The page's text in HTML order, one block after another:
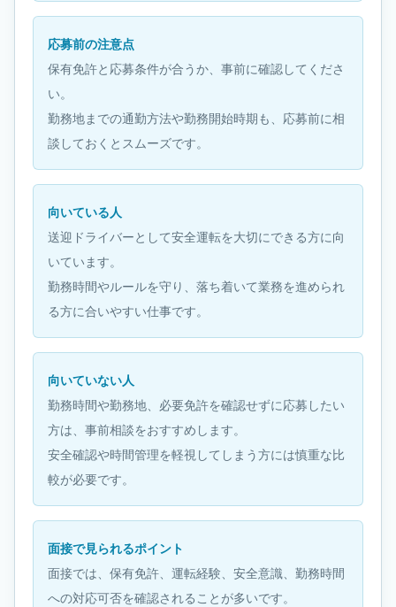
応募前の注意点
保有免許と応募条件が合うか、事前に確認してくださ
い。
勤務地までの通勤方法や勤務開始時期も、応募前に相
談しておくとスムーズです。
向いている人
送迎ドライバーとして安全運転を大切にできる方に向
いています。
勤務時間やルールを守り、落ち着いて業務を進められ
る方に合いやすい仕事です。
向いていない人
勤務時間や勤務地、必要免許を確認せずに応募したい
方は、事前相談をおすすめします。
安全確認や時間管理を軽視してしまう方には慎重な比
較が必要です。
面接で見られるポイント
面接では、保有免許、運転経験、安全意識、勤務時間
への対応可否を確認されることが多いです。